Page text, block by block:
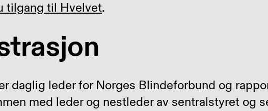
tilgang til Hvelvet.
daglig leder for Norges Blindeforbund og
med leder og nestleder av sentralstyret og